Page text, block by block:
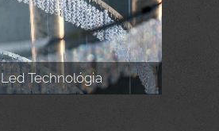
Led Technológia